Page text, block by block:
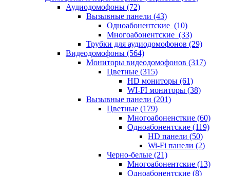
Аудиодомофоны (72)
Вызывные панели (43)
Одноабонентские (10)
Многоабонентские (33)
Трубки для аудиодомофонов (29)
Видеодомофоны (564)
Мониторы видеодомофонов (317)
Цветные (315)
HD мониторы (61)
WI-FI мониторы (38)
Вызывные панели (201)
Цветные (179)
Многоабоненсткие (60)
Одноабонентские (119)
HD панели (50)
Wi-Fi панели (2)
Черно-белые (21)
Многоабонентские (13)
Одноабонентские (8)